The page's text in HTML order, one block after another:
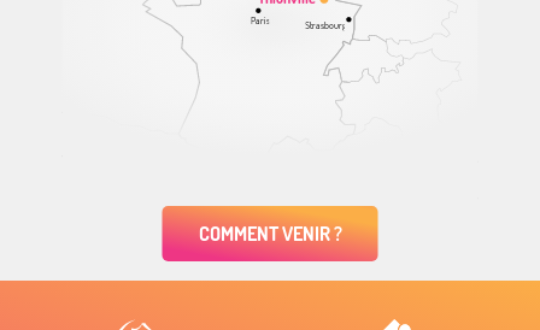
Paris Strasbourg
COMMENT VENIR ?